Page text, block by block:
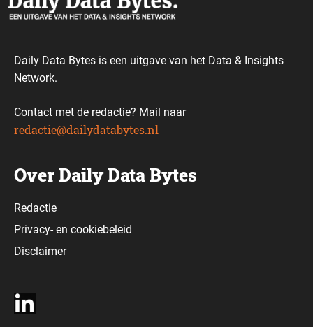
Daily Data Bytes is een uitgave van het Data & Insights
Network.
Contact met de redactie? Mail naar
redactie@dailydatabytes.nl
Over Daily Data Bytes
Redactie
Privacy-en cookiebeleid
Disclaimer